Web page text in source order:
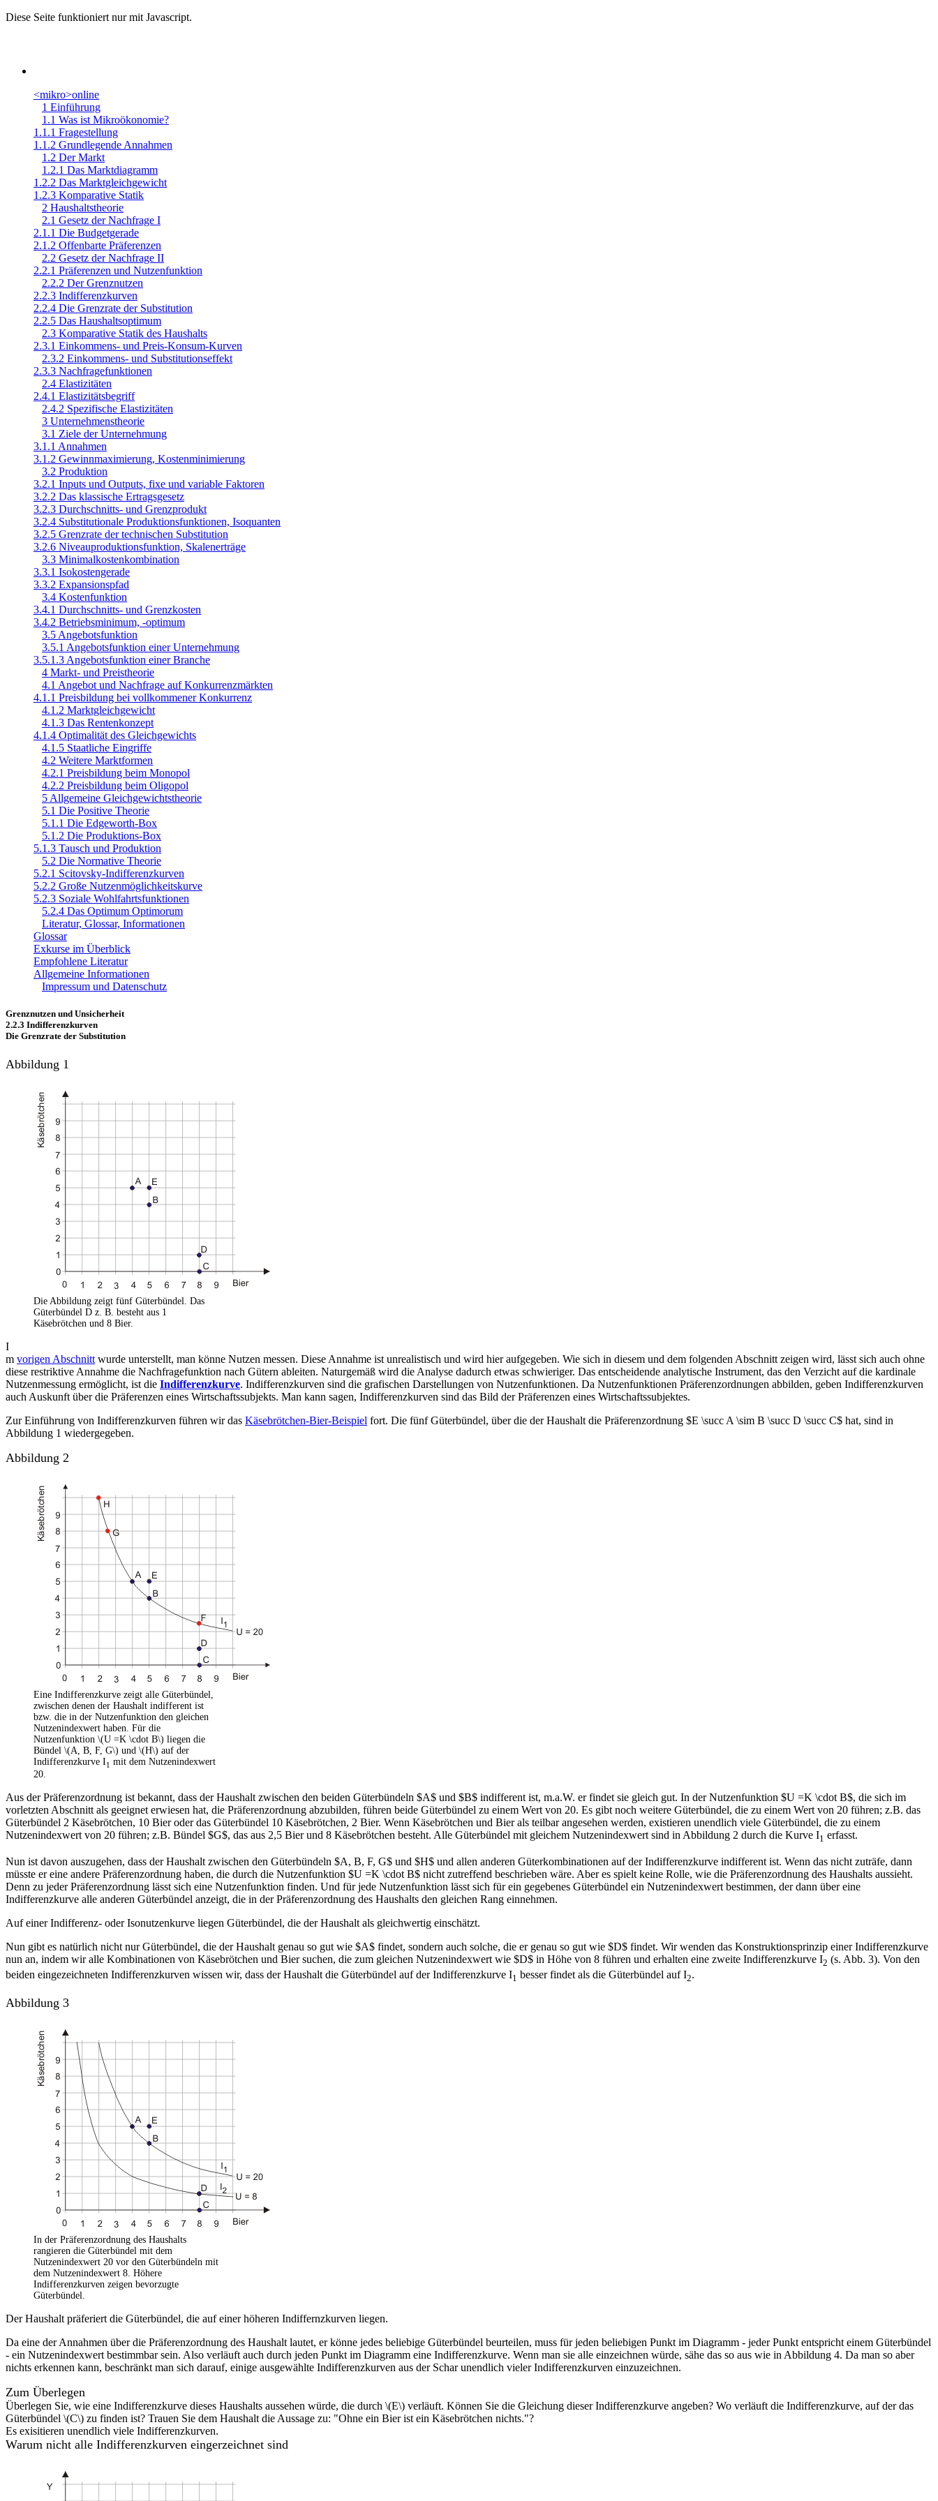
Diese Seite funktioniert nur mit Javascript.
<mikro>online
1 Einführung
1.1 Was ist Mikroökonomie?
1.1.1 Fragestellung
1.1.2 Grundlegende Annahmen
1.2 Der Markt
1.2.1 Das Marktdiagramm
1.2.2 Das Marktgleichgewicht
1.2.3 Komparative Statik
2 Haushaltstheorie
2.1 Gesetz der Nachfrage I
2.1.1 Die Budgetgerade
2.1.2 Offenbarte Präferenzen
2.2 Gesetz der Nachfrage II
2.2.1 Präferenzen und Nutzenfunktion
2.2.2 Der Grenznutzen
2.2.3 Indifferenzkurven
2.2.4 Die Grenzrate der Substitution
2.2.5 Das Haushaltsoptimum
2.3 Komparative Statik des Haushalts
2.3.1 Einkommens- und Preis-Konsum-Kurven
2.3.2 Einkommens- und Substitutionseffekt
2.3.3 Nachfragefunktionen
2.4 Elastizitäten
2.4.1 Elastizitätsbegriff
2.4.2 Spezifische Elastizitäten
3 Unternehmenstheorie
3.1 Ziele der Unternehmung
3.1.1 Annahmen
3.1.2 Gewinnmaximierung, Kostenminimierung
3.2 Produktion
3.2.1 Inputs und Outputs, fixe und variable Faktoren
3.2.2 Das klassische Ertragsgesetz
3.2.3 Durchschnitts- und Grenzprodukt
3.2.4 Substitutionale Produktionsfunktionen, Isoquanten
3.2.5 Grenzrate der technischen Substitution
3.2.6 Niveauproduktionsfunktion, Skalenerträge
3.3 Minimalkostenkombination
3.3.1 Isokostengerade
3.3.2 Expansionspfad
3.4 Kostenfunktion
3.4.1 Durchschnitts- und Grenzkosten
3.4.2 Betriebsminimum, -optimum
3.5 Angebotsfunktion
3.5.1 Angebotsfunktion einer Unternehmung
3.5.1.3 Angebotsfunktion einer Branche
4 Markt- und Preistheorie
4.1 Angebot und Nachfrage auf Konkurrenzmärkten
4.1.1 Preisbildung bei vollkommener Konkurrenz
4.1.2 Marktgleichgewicht
4.1.3 Das Rentenkonzept
4.1.4 Optimalität des Gleichgewichts
4.1.5 Staatliche Eingriffe
4.2 Weitere Marktformen
4.2.1 Preisbildung beim Monopol
4.2.2 Preisbildung beim Oligopol
5 Allgemeine Gleichgewichtstheorie
5.1 Die Positive Theorie
5.1.1 Die Edgeworth-Box
5.1.2 Die Produktions-Box
5.1.3 Tausch und Produktion
5.2 Die Normative Theorie
5.2.1 Scitovsky-Indifferenzkurven
5.2.2 Große Nutzenmöglichkeitskurve
5.2.3 Soziale Wohlfahrtsfunktionen
5.2.4 Das Optimum Optimorum
Literatur, Glossar, Informationen
Glossar
Exkurse im Überblick
Empfohlene Literatur
Allgemeine Informationen
Impressum und Datenschutz
Grenznutzen und Unsicherheit
2.2.3 Indifferenzkurven
Die Grenzrate der Substitution
Abbildung 1
Die Abbildung zeigt fünf Güterbündel. Das
Güterbündel D z. B. besteht aus 1
Käsebrötchen und 8 Bier.
I
m vorigen Abschnitt wurde unterstellt, man könne Nutzen messen. Diese Annahme ist unrealistisch und wird hier aufgegeben. Wie sich in diesem und dem folgenden Abschnitt zeigen wird, lässt sich auch ohne
diese restriktive Annahme die Nachfragefunktion nach Gütern ableiten. Naturgemäß wird die Analyse dadurch etwas schwieriger. Das entscheidende analytische Instrument, das den Verzicht auf die kardinale
Nutzenmessung ermöglicht, ist die Indifferenzkurve. Indifferenzkurven sind die grafischen Darstellungen von Nutzenfunktionen. Da Nutzenfunktionen Präferenzordnungen abbilden, geben Indifferenzkurven
auch Auskunft über die Präferenzen eines Wirtschaftssubjekts. Man kann sagen, Indifferenzkurven sind das Bild der Präferenzen eines Wirtschaftssubjektes.
Zur Einführung von Indifferenzkurven führen wir das Käsebrötchen-Bier-Beispiel fort. Die fünf Güterbündel, über die der Haushalt die Präferenzordnung $E \succ A \sim B \succ D \succ C$ hat, sind in
Abbildung 1 wiedergegeben.
Abbildung 2
Eine Indifferenzkurve zeigt alle Güterbündel,
zwischen denen der Haushalt indifferent ist
bzw. die in der Nutzenfunktion den gleichen
Nutzenindexwert haben. Für die
Nutzenfunktion \(U =K \cdot B\) liegen die
Bündel \(A, B, F, G\) und \(H\) auf der
Indifferenzkurve I1 mit dem Nutzenindexwert
20.
Aus der Präferenzordnung ist bekannt, dass der Haushalt zwischen den beiden Güterbündeln $A$ und $B$ indifferent ist, m.a.W. er findet sie gleich gut. In der Nutzenfunktion $U =K \cdot B$, die sich im
vorletzten Abschnitt als geeignet erwiesen hat, die Präferenzordnung abzubilden, führen beide Güterbündel zu einem Wert von 20. Es gibt noch weitere Güterbündel, die zu einem Wert von 20 führen; z.B. das
Güterbündel 2 Käsebrötchen, 10 Bier oder das Güterbündel 10 Käsebrötchen, 2 Bier. Wenn Käsebrötchen und Bier als teilbar angesehen werden, existieren unendlich viele Güterbündel, die zu einem
Nutzenindexwert von 20 führen; z.B. Bündel $G$, das aus 2,5 Bier und 8 Käsebrötchen besteht. Alle Güterbündel mit gleichem Nutzenindexwert sind in Abbildung 2 durch die Kurve I1 erfasst.
Nun ist davon auszugehen, dass der Haushalt zwischen den Güterbündeln $A, B, F, G$ und $H$ und allen anderen Güterkombinationen auf der Indifferenzkurve indifferent ist. Wenn das nicht zuträfe, dann
müsste er eine andere Präferenzordnung haben, die durch die Nutzenfunktion $U =K \cdot B$ nicht zutreffend beschrieben wäre. Aber es spielt keine Rolle, wie die Präferenzordnung des Haushalts aussieht.
Denn zu jeder Präferenzordnung lässt sich eine Nutzenfunktion finden. Und für jede Nutzenfunktion lässt sich für ein gegebenes Güterbündel ein Nutzenindexwert bestimmen, der dann über eine
Indifferenzkurve alle anderen Güterbündel anzeigt, die in der Präferenzordnung des Haushalts den gleichen Rang einnehmen.
Auf einer Indifferenz- oder Isonutzenkurve liegen Güterbündel, die der Haushalt als gleichwertig einschätzt.
Nun gibt es natürlich nicht nur Güterbündel, die der Haushalt genau so gut wie $A$ findet, sondern auch solche, die er genau so gut wie $D$ findet. Wir wenden das Konstruktionsprinzip einer Indifferenzkurve
nun an, indem wir alle Kombinationen von Käsebrötchen und Bier suchen, die zum gleichen Nutzenindexwert wie $D$ in Höhe von 8 führen und erhalten eine zweite Indifferenzkurve I2 (s. Abb. 3). Von den
beiden eingezeichneten Indifferenzkurven wissen wir, dass der Haushalt die Güterbündel auf der Indifferenzkurve I1 besser findet als die Güterbündel auf I2.
Abbildung 3
In der Präferenzordnung des Haushalts
rangieren die Güterbündel mit dem
Nutzenindexwert 20 vor den Güterbündeln mit
dem Nutzenindexwert 8. Höhere
Indifferenzkurven zeigen bevorzugte
Güterbündel.
Der Haushalt präferiert die Güterbündel, die auf einer höheren Indiffernzkurven liegen.
Da eine der Annahmen über die Präferenzordnung des Haushalt lautet, er könne jedes beliebige Güterbündel beurteilen, muss für jeden beliebigen Punkt im Diagramm - jeder Punkt entspricht einem Güterbündel
- ein Nutzenindexwert bestimmbar sein. Also verläuft auch durch jeden Punkt im Diagramm eine Indifferenzkurve. Wenn man sie alle einzeichnen würde, sähe das so aus wie in Abbildung 4. Da man so aber
nichts erkennen kann, beschränkt man sich darauf, einige ausgewählte Indifferenzkurven aus der Schar unendlich vieler Indifferenzkurven einzuzeichnen.
Zum Überlegen
Überlegen Sie, wie eine Indifferenzkurve dieses Haushalts aussehen würde, die durch \(E\) verläuft. Können Sie die Gleichung dieser Indifferenzkurve angeben? Wo verläuft die Indifferenzkurve, auf der das
Güterbündel \(C\) zu finden ist? Trauen Sie dem Haushalt die Aussage zu: "Ohne ein Bier ist ein Käsebrötchen nichts."?
Es exisitieren unendlich viele Indifferenzkurven.
Warum nicht alle Indifferenzkurven eingerzeichnet sind